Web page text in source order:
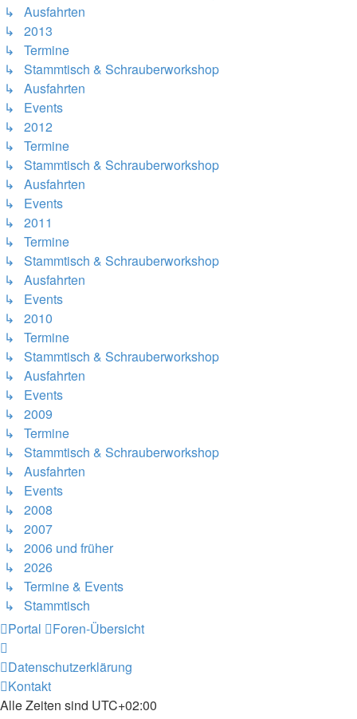
↳ Ausfahrten
↳ 2013
↳ Termine
↳ Stammtisch & Schrauberworkshop
↳ Ausfahrten
↳ Events
↳ 2012
↳ Termine
↳ Stammtisch & Schrauberworkshop
↳ Ausfahrten
↳ Events
↳ 2011
↳ Termine
↳ Stammtisch & Schrauberworkshop
↳ Ausfahrten
↳ Events
↳ 2010
↳ Termine
↳ Stammtisch & Schrauberworkshop
↳ Ausfahrten
↳ Events
↳ 2009
↳ Termine
↳ Stammtisch & Schrauberworkshop
↳ Ausfahrten
↳ Events
↳ 2008
↳ 2007
↳ 2006 und früher
↳ 2026
↳ Termine & Events
↳ Stammtisch
Portal
Foren-Übersicht
Datenschutzerklärung
Kontakt
Alle Zeiten sind UTC+02:00